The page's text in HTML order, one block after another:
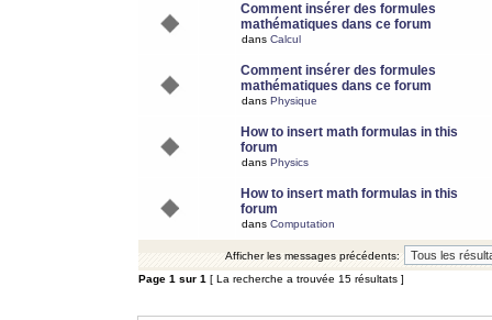
Comment insérer des formules
mathématiques dans ce forum
dans Calcul
Comment insérer des formules
mathématiques dans ce forum
dans Physique
How to insert math formulas in this
forum
dans Physics
How to insert math formulas in this
forum
dans Computation
Afficher les messages précédents:
Page 1 sur 1 [ La recherche a trouvée 15 résultats ]